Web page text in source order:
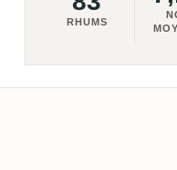
RHUMS